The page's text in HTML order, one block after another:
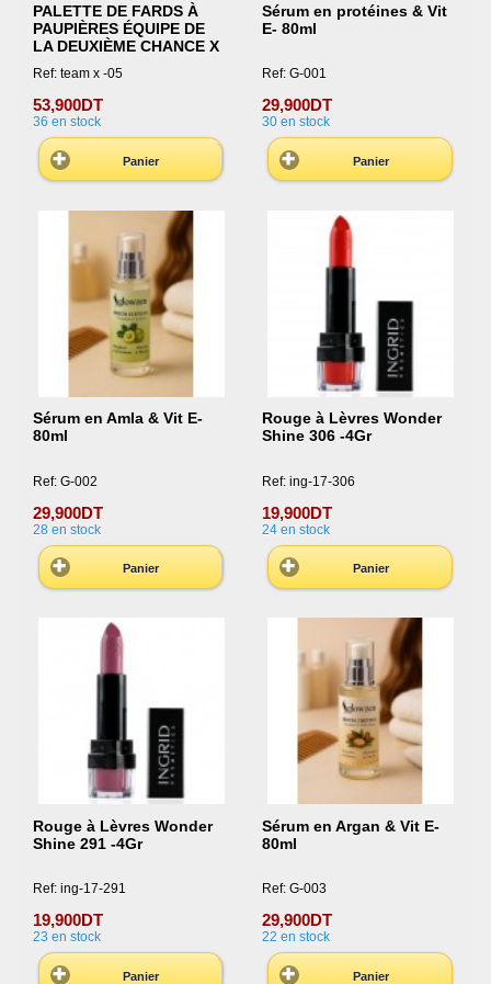
PALETTE DE FARDS À
PAUPIÈRES ÉQUIPE DE
LA DEUXIÈME CHANCE X
Ref: team x -05
53,900DT
36 en stock
Panier
Sérum en protéines & Vit
E- 80ml
Ref: G-001
29,900DT
30 en stock
Panier
Sérum en Amla & Vit E-
80ml
Ref: G-002
29,900DT
28 en stock
Panier
Rouge à Lèvres Wonder
Shine 306 -4Gr
Ref: ing-17-306
19,900DT
24 en stock
Panier
Rouge à Lèvres Wonder
Shine 291 -4Gr
Ref: ing-17-291
19,900DT
23 en stock
Panier
Sérum en Argan & Vit E-
80ml
Ref: G-003
29,900DT
22 en stock
Panier